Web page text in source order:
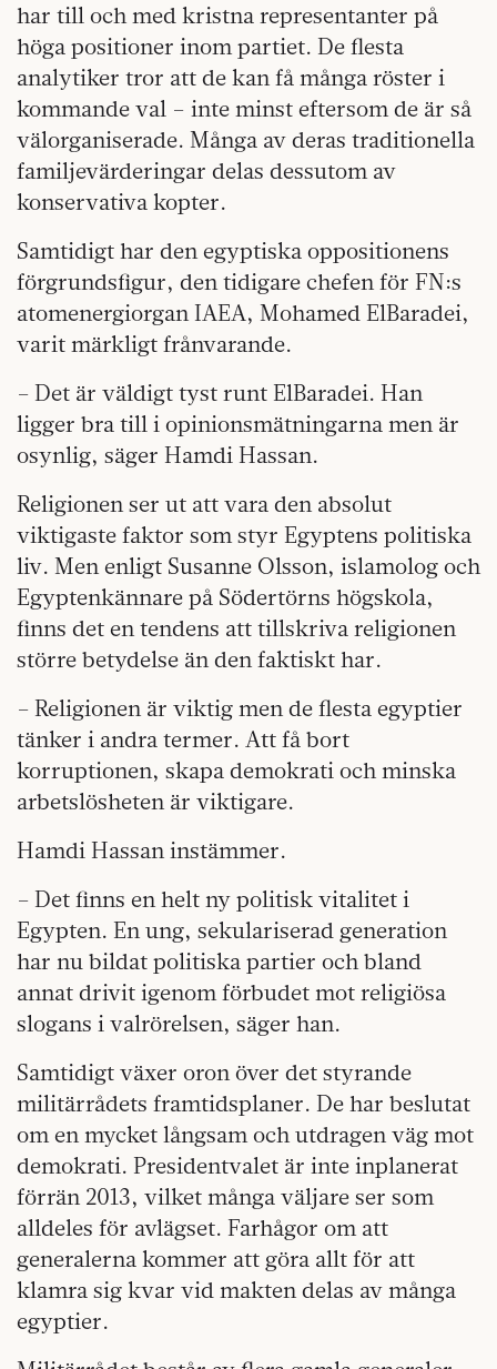
har till och med kristna representanter på
höga positioner inom partiet. De flesta
analytiker tror att de kan få många röster i
kommande val – inte minst eftersom de är så
välorganiserade. Många av deras traditionella
familjevärderingar delas dessutom av
konservativa kopter.
Samtidigt har den egyptiska oppositionens
förgrundsfigur, den tidigare chefen för FN:s
atomenergiorgan IAEA, Mohamed ElBaradei,
varit märkligt frånvarande.
– Det är väldigt tyst runt ElBaradei. Han
ligger bra till i opinionsmätningarna men är
osynlig, säger Hamdi Hassan.
Religionen ser ut att vara den absolut
viktigaste faktor som styr Egyptens politiska
liv. Men enligt Susanne Olsson, islamolog och
Egyptenkännare på Södertörns högskola,
finns det en tendens att tillskriva religionen
större betydelse än den faktiskt har.
– Religionen är viktig men de flesta egyptier
tänker i andra termer. Att få bort
korruptionen, skapa demokrati och minska
arbetslösheten är viktigare.
Hamdi Hassan instämmer.
– Det finns en helt ny politisk vitalitet i
Egypten. En ung, sekulariserad generation
har nu bildat politiska partier och bland
annat drivit igenom förbudet mot religiösa
slogans i valrörelsen, säger han.
Samtidigt växer oron över det styrande
militärrådets framtidsplaner. De har beslutat
om en mycket långsam och utdragen väg mot
demokrati. Presidentvalet är inte inplanerat
förrän 2013, vilket många väljare ser som
alldeles för avlägset. Farhågor om att
generalerna kommer att göra allt för att
klamra sig kvar vid makten delas av många
egyptier.